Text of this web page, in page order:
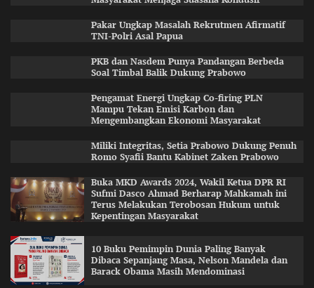
Pakar Ungkap Masalah Rekrutmen Afirmatif
TNI-Polri Asal Papua
PKB dan Nasdem Punya Pandangan Berbeda
Soal Timbal Balik Dukung Prabowo
Pengamat Energi Ungkap Co-firing PLN
Mampu Tekan Emisi Karbon dan
Mengembangkan Ekonomi Masyarakat
Miliki Integritas, Setia Prabowo Dukung Penuh
Romo Syafii Bantu Kabinet Zaken Prabowo
Buka MKD Awards 2024, Wakil Ketua DPR RI
Sufmi Dasco Ahmad Berharap Mahkamah ini
Terus Melakukan Terobosan Hukum untuk
Kepentingan Masyarakat
10 Buku Pemimpin Dunia Paling Banyak
Dibaca Sepanjang Masa, Nelson Mandela dan
Barack Obama Masih Mendominasi